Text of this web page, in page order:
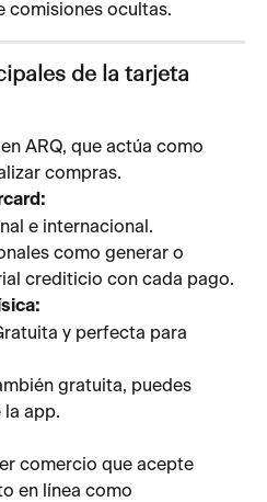
comisiones ocultas.
de la tarjeta
ARQ, que actúa como
compras.
e internacional.
como generar o
crediticio con cada pago.
y perfecta para
gratuita, puedes
app.
comercio que acepte
en línea como